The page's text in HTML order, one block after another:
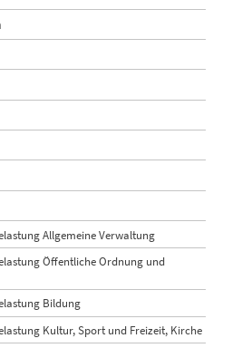
Allgemeine Verwaltung
Öffentliche Ordnung und
Bildung
Kultur, Sport und Freizeit, Kirche